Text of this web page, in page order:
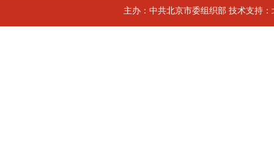
主办：中共北京市委组织部 技术支持